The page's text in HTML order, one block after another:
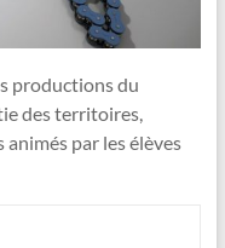
productions du
des territoires,
par les élèves